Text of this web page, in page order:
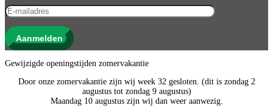
Aanmelden
Gewijzigde openingstijden zomervakantie
Door onze zomervakantie zijn wij week 32 gesloten. (dit is zondag 2
augustus tot zondag 9 augustus)
Maandag 10 augustus zijn wij dan weer aanwezig.